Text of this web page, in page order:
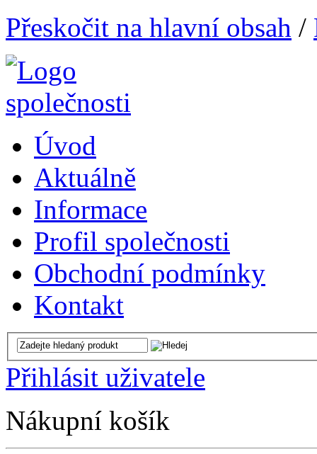
Přeskočit na hlavní obsah /
Úvod
Aktuálně
Informace
Profil společnosti
Obchodní podmínky
Kontakt
Přihlásit uživatele
Nákupní košík